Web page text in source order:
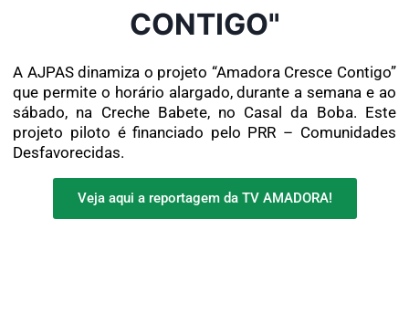
CONTIGO"
A AJPAS dinamiza o projeto “Amadora Cresce Contigo”
que permite o horário alargado, durante a semana e ao
sábado, na Creche Babete, no Casal da Boba. Este
projeto piloto é financiado pelo PRR – Comunidades
Desfavorecidas.
Veja aqui a reportagem da TV AMADORA!